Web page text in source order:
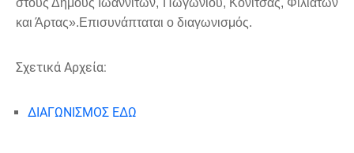
και Άρτας».Επισυνάπταται ο διαγωνισμός.
Σχετικά Αρχεία:
ΔΙΑΓΩΝΙΣΜΟΣ ΕΔΩ